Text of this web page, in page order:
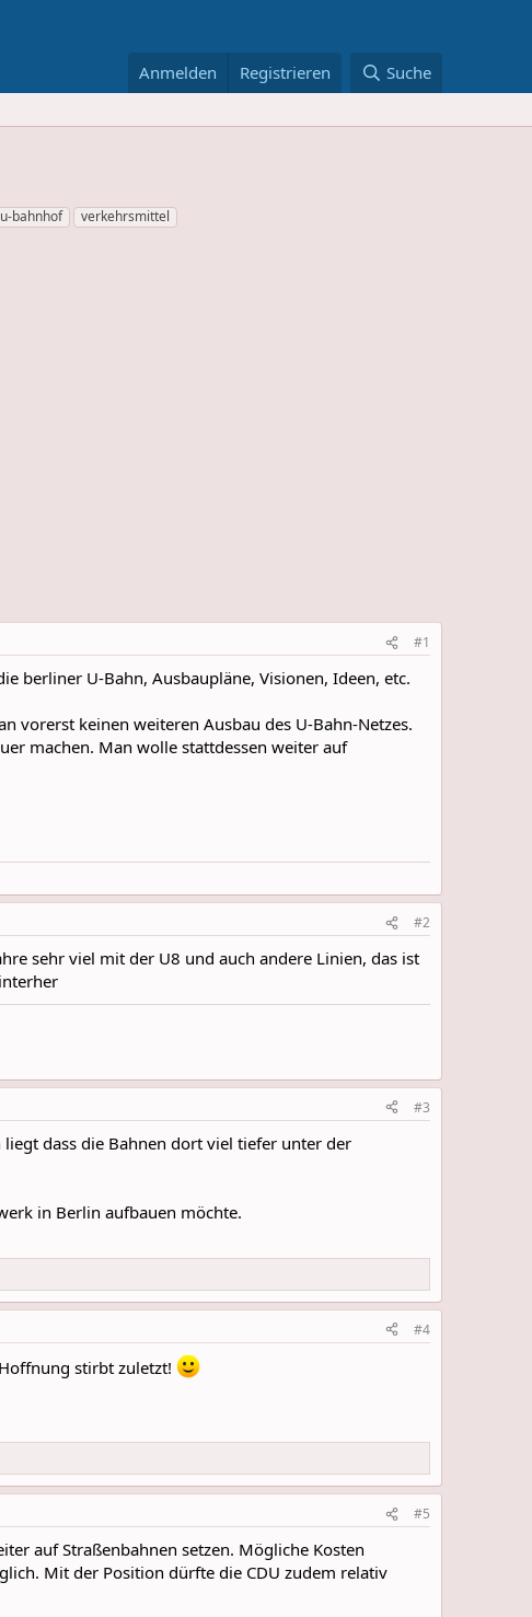
Anmelden Registrieren Suche
u-bahnhof verkehrsmittel
#1
berliner U-Bahn, Ausbaupläne, Visionen, Ideen, etc.
vorerst keinen weiteren Ausbau des U-Bahn-Netzes.
machen. Man wolle stattdessen weiter auf
#2
sehr viel mit der U8 und auch andere Linien, das ist
#3
dass die Bahnen dort viel tiefer unter der
in Berlin aufbauen möchte.
#4
stirbt zuletzt!
#5
auf Straßenbahnen setzen. Mögliche Kosten
Mit der Position dürfte die CDU zudem relativ